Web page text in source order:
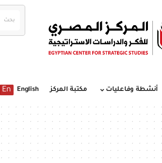
أنشطة وفاعليات مكتبة المركز English
En